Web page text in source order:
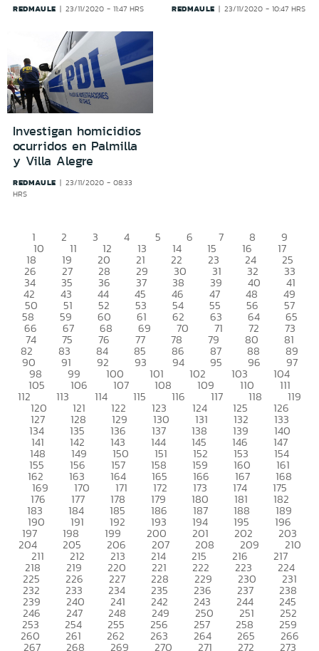
REDMAULE 23/11/2020 - 11:47 HRS REDMAULE 23/11/2020 - 10:47 HRS
Investigan homicidios
ocurridos en Palmilla
y Villa Alegre
REDMAULE
23/11/2020 - 08:33
HRS
1 2 3 4 5 6 7 8 9
10 11 12 13 14 15 16 17
18 19 20 21 22 23 24 25
26 27 28 29 30 31 32 33
34 35 36 37 38 39 40 41
42 43 44 45 46 47 48 49
50 51 52 53 54 55 56 57
58 59 60 61 62 63 64 65
66 67 68 69 70 71 72 73
74 75 76 77 78 79 80 81
82 83 84 85 86 87 88 89
90 91 92 93 94 95 96 97
98 99 100 101 102 103 104
105 106 107 108 109 110 111
112 113 114 115 116 117 118 119
120 121 122 123 124 125 126
127 128 129 130 131 132 133
134 135 136 137 138 139 140
141 142 143 144 145 146 147
148 149 150 151 152 153 154
155 156 157 158 159 160 161
162 163 164 165 166 167 168
169 170 171 172 173 174 175
176 177 178 179 180 181 182
183 184 185 186 187 188 189
190 191 192 193 194 195 196
197 198 199 200 201 202 203
204 205 206 207 208 209 210
211 212 213 214 215 216 217
218 219 220 221 222 223 224
225 226 227 228 229 230 231
232 233 234 235 236 237 238
239 240 241 242 243 244 245
246 247 248 249 250 251 252
253 254 255 256 257 258 259
260 261 262 263 264 265 266
267 268 269 270 271 272 273